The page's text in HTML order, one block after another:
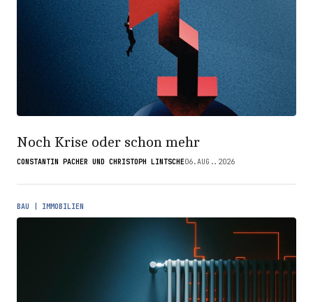
Noch Krise oder schon mehr
CONSTANTIN PACHER UND CHRISTOPH LINTSCHE06.AUG..2026
BAU | IMMOBILIEN